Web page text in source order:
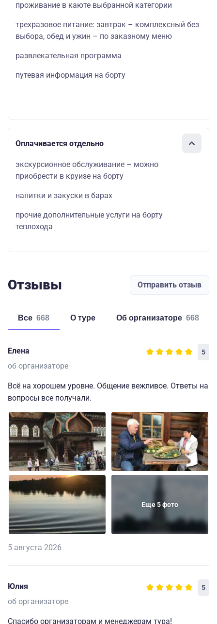
проживание в каюте выбранной категории
трехразовое питание: завтрак – комплексный без
выбора, обед и ужин – по заказному меню
развлекательная программа
путевая информация на борту
Оплачивается отдельно
экскурсионное обслуживание – можно
приобрести в круизе на борту
напитки и закуски в барах
прочие дополнительные услуги на борту
теплохода
Отзывы Отправить отзыв
Все 668 о туре об организаторе 668
Елена 5
об организаторе
Всё на хорошем уровне. Общение вежливое. Ответы на
вопросы все получали.
Еще 5 фото
5 августа 2026
Юлия 5
об организаторе
Спасибо организаторам и менеджерам тура!